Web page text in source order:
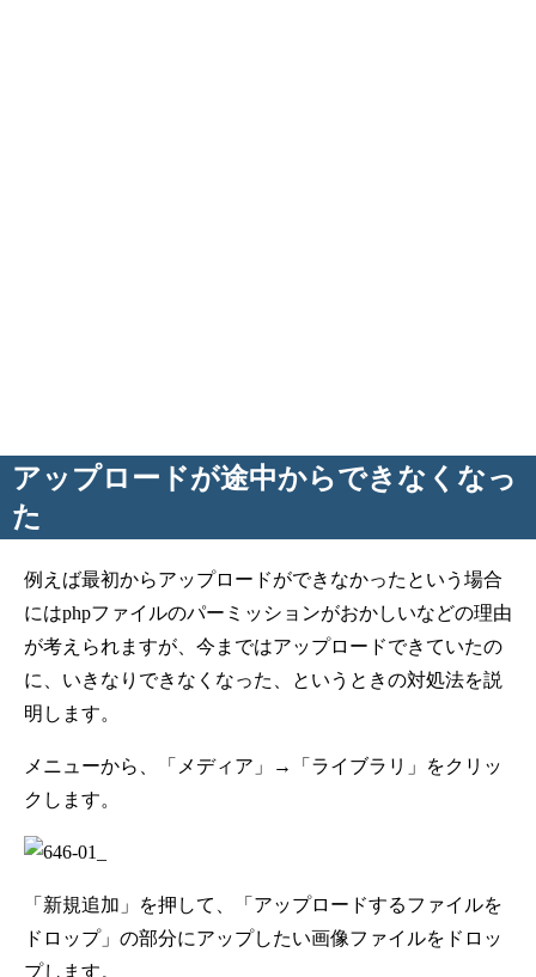
アップロードが途中からできなくなっ
た
例えば最初からアップロードができなかったという場合
にはphpファイルのパーミッションがおかしいなどの理由
が考えられますが、今まではアップロードできていたの
に、いきなりできなくなった、というときの対処法を説
明します。
メニューから、「メディア」→「ライブラリ」をクリッ
クします。
「新規追加」を押して、「アップロードするファイルを
ドロップ」の部分にアップしたい画像ファイルをドロッ
プします。